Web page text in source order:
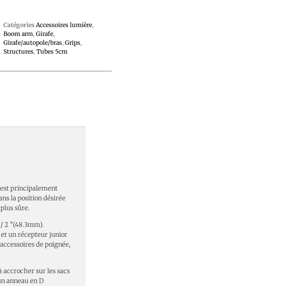
Catégories Accessoires lumière,
Boom arm, Girafe,
Girafe/autopole/bras, Grips,
Structures, Tubes 5cm
principalement
la position désirée
sûre.
2 ”(48.3mm).
un récepteur junior
de poignée,
accrocher sur les sacs
anneau en D